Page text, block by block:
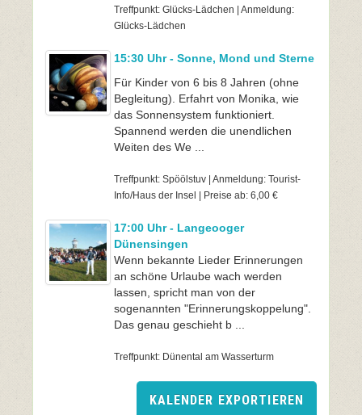
Treffpunkt: Glücks-Lädchen | Anmeldung:
Glücks-Lädchen
15:30 Uhr - Sonne, Mond und Sterne
Für Kinder von 6 bis 8 Jahren (ohne
Begleitung). Erfahrt von Monika, wie
das Sonnensystem funktioniert.
Spannend werden die unendlichen
Weiten des We ...
Treffpunkt: Spöölstuv | Anmeldung: Tourist-
Info/Haus der Insel | Preise ab: 6,00 €
17:00 Uhr - Langeooger
Dünensingen
Wenn bekannte Lieder Erinnerungen
an schöne Urlaube wach werden
lassen, spricht man von der
sogenannten "Erinnerungskoppelung".
Das genau geschieht b ...
Treffpunkt: Dünental am Wasserturm
KALENDER EXPORTIEREN